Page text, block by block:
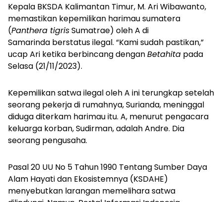
Kepala BKSDA Kalimantan Timur, M. Ari Wibawanto,
memastikan kepemilikan harimau sumatera
(Panthera tigrisSumatrae) oleh A di
Samarinda berstatus ilegal. “Kami sudah pastikan,”
ucap Ari ketika berbincang denganBetahita pada
Selasa (21/11/2023).
Kepemilikan satwa ilegal oleh A ini terungkap setelah
seorang pekerja di rumahnya, Surianda, meninggal
diduga diterkam harimau itu. A, menurut pengacara
keluarga korban, Sudirman, adalah Andre. Dia
seorang pengusaha.
Pasal 20 UU No 5 Tahun 1990 Tentang Sumber Daya
Alam Hayati dan Ekosistemnya (KSDAHE)
menyebutkan larangan memelihara satwa